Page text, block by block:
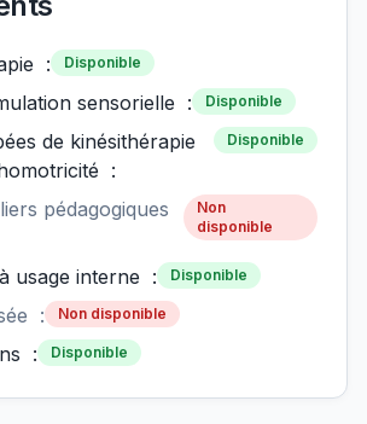
: Disponible
sensorielle : Disponible
de kinésithérapie
:
Disponible
pédagogiques
Non
disponible
usage interne : Disponible
: Non disponible
: Disponible